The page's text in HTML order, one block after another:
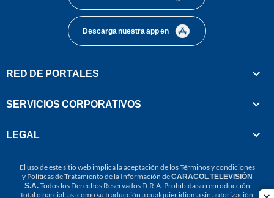
Descarga nuestra app en
RED DE PORTALES
SERVICIOS CORPORATIVOS
LEGAL
El uso de este sitio web implica la aceptación de losTérminos y condiciones
y Políticas de Tratamiento de la Información deCARACOL TELEVISIÓN
S.A.Todos los Derechos Reservados D.R.A. Prohibida su reproducción
total o parcial, así como su traducción a cualquier idioma sin autorización